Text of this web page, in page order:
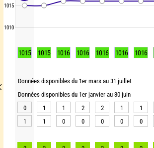
1015
1010
1015 1015 1016 1016 1016 1016 1016
Données disponibles du 1er mars au 31 juillet
Données disponibles du 1er janvier au 30 juin
0
1 1 2 2 1 1
1
1 0 0 0 0 0